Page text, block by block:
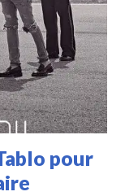
pour